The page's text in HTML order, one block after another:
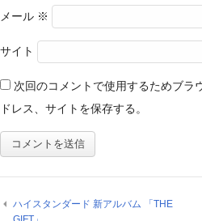
メール ※
サイト
次回のコメントで使用するためブラ
ドレス、サイトを保存する。
ハイスタンダード 新アルバム 「THE